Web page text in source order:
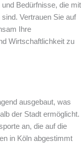
Bedürfnisse, die mit
Vertrauen Sie auf
Ihre
Wirtschaftlichkeit zu
ausgebaut, was
der Stadt ermöglicht.
an, die auf die
in Köln abgestimmt